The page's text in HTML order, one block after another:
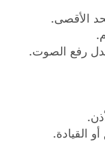
رفع الصوت.
القيادة.